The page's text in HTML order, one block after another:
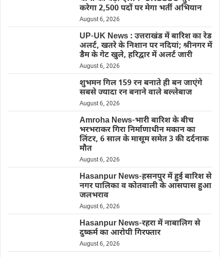
करेगा 2,500 पदों पर मेगा भर्ती अभियान
August 6, 2026
UP-UK News : उत्तराखंड में बारिश का रेड
अलर्ट, खतरे के निशान पर नदियां; श्रीनगर में
डैम के गेट खुले, हरिद्वार में अलर्ट जारी
August 6, 2026
शुभमन गिल 159 रन बनाते ही बन जाएंगे
सबसे ज्यादा रन बनाने वाले बल्लेबाज
August 6, 2026
Amroha News-भारी बारिश के बीच
भरभराकर गिरा निर्माणाधीन मकान का
लिंटर, 6 साल के मासूम समेत 3 की दर्दनाक
मौत
August 6, 2026
Hasanpur News-हसनपुर में हुई बारिश से
नगर पालिका व कोतवाली के आसपास हुआ
जलभराव
August 6, 2026
Hasanpur News-रहरा में नाबालिग से
दुष्कर्म का आरोपी गिरफ्तार
August 6, 2026